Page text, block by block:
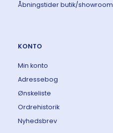
Åbningstider butik/showroom
KONTO
Min konto
Adressebog
Ønskeliste
Ordrehistorik
Nyhedsbrev